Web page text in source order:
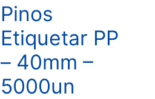
Pinos
Etiquetar PP
– 40mm –
5000un